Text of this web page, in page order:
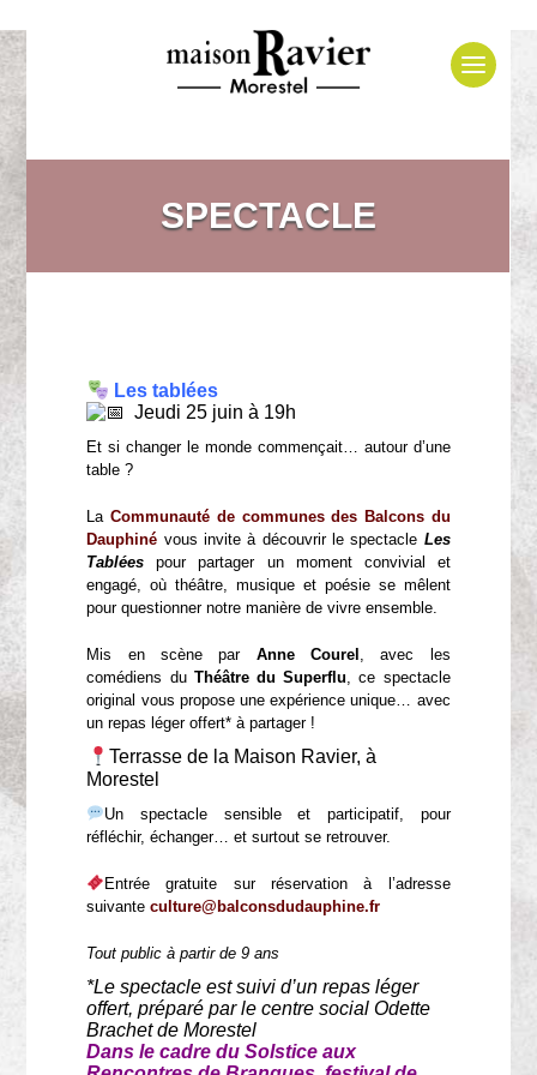
SPECTACLE
Les tablées
Jeudi 25 juin à 19h
Et si changer le monde commençait… autour d’une
table ?
LaCommunauté de communes des Balcons du
Dauphiné vous invite à découvrir le spectacle Les
Tablées pour partager un moment convivial et
engagé, où théâtre, musique et poésie se mêlent
pour questionner notre manière de vivre ensemble.
Mis en scène par Anne Courel , avec les
comédiens du Théâtre du Superflu, ce spectacle
original vous propose une expérience unique… avec
un repas léger offert* à partager !
Terrasse de la Maison Ravier, à
Morestel
Un spectacle sensible et participatif, pour
réfléchir, échanger… et surtout se retrouver.
Entrée gratuite sur réservation à l’adresse
suivanteculture@balconsdudauphine.fr
Tout public à partir de 9 ans
*Le spectacle est suivi d’un repas léger
offert, préparé par le centre social Odette
Brachet de Morestel
Dans le cadre du Solstice aux